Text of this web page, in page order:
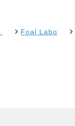
Foal Labo